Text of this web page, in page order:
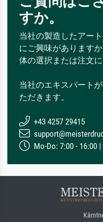
すか。
当社の製造したアー
にご興味があります
体の選択または注文
当社のエキスパート
ただきます。
+43 4257 29415
Mo-Do: 7:00 - 16:00